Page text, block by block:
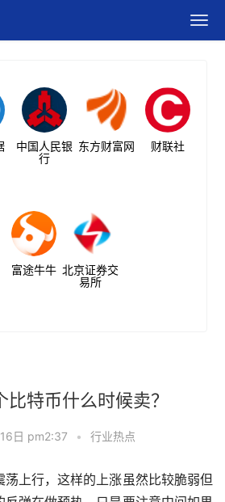
中国人民银
行
东方财富网 财联社
富途牛牛 北京证券交
易所
特币什么时候卖？
日 pm2:37 • 行业热点
荡上行，这样的上涨虽然比较脆弱但